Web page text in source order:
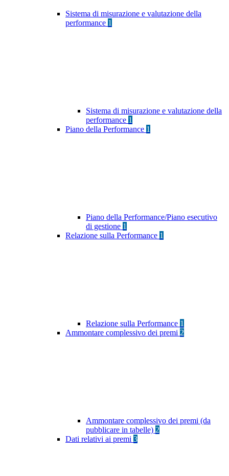
Sistema di misurazione e valutazione della
performance 1
Sistema di misurazione e valutazione della
performance 1
Piano della Performance 1
Piano della Performance/Piano esecutivo
di gestione 1
Relazione sulla Performance 1
Relazione sulla Performance 1
Ammontare complessivo dei premi 2
Ammontare complessivo dei premi (da
pubblicare in tabelle) 2
Dati relativi ai premi 3